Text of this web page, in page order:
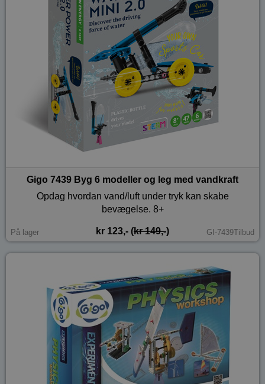
Gigo 7439 Byg 6 modeller og leg med vandkraft
Opdag hvordan vand/luft under tryk kan skabe
bevægelse. 8+
På lager kr 123,- (kr 149,-) GI-7439Tilbud